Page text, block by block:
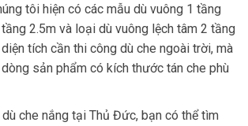
tôi hiện có các mẫu dù vuông 1 tầng
2.5m và loại dù vuông lệch tâm 2 tầng
tích cần thi công dù che ngoài trời, mà
sản phẩm có kích thước tán che phù
che nắng tại Thủ Đức, bạn có thể tìm